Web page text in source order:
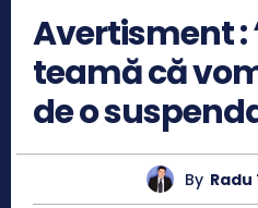
Avertisment :
teamă că
de o
By